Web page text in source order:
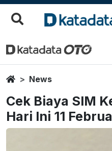
HomeNews
Cek Biaya SIM
Hari Ini 11